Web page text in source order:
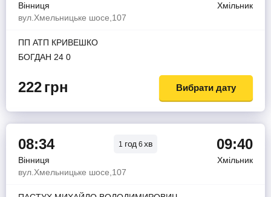
Вінниця
Хмільник
вул.Хмельницьке шосе,107
ПП АТП КРИВЕШКО
БОГДАН 24 0
222грн Вибрати дату
08:34 1 год 6хв 09:40
Вінниця
Хмільник
вул.Хмельницьке шосе,107